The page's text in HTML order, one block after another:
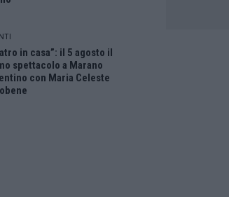
in casa”: il 5 agosto il
spettacolo a Marano
con Maria Celeste